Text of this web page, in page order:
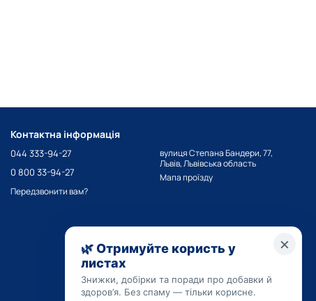
Контактна інформація
044 333-94-27
0 800 33-94-27
Передзвонити вам?
вулиця Степана Бандери, 77,
Львів, Львівська область
Мапа проїзду